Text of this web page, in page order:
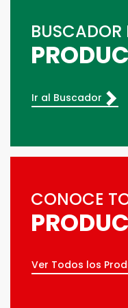
BUSCADOR
Ir al Buscador
CONOCE
Ver Todos los